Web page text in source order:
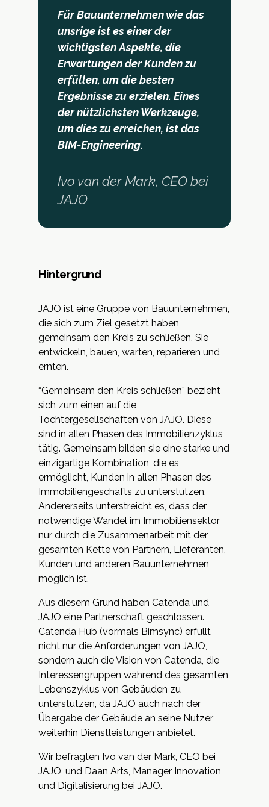
Für Bauunternehmen wie das
unsrige ist es einer der
wichtigsten Aspekte, die
Erwartungen der Kunden zu
erfüllen, um die besten
Ergebnisse zu erzielen. Eines
der nützlichsten Werkzeuge,
um dies zu erreichen, ist das
BIM-Engineering.
Ivo van der Mark, CEO bei
JAJO
Hintergrund
JAJO ist eine Gruppe von Bauunternehmen,
die sich zum Ziel gesetzt haben,
gemeinsam den Kreis zu schließen. Sie
entwickeln, bauen, warten, reparieren und
ernten.
“Gemeinsam den Kreis schließen” bezieht
sich zum einen auf die
Tochtergesellschaften von JAJO. Diese
sind in allen Phasen des Immobilienzyklus
tätig. Gemeinsam bilden sie eine starke und
einzigartige Kombination, die es
ermöglicht, Kunden in allen Phasen des
Immobiliengeschäfts zu unterstützen.
Andererseits unterstreicht es, dass der
notwendige Wandel im Immobiliensektor
nur durch die Zusammenarbeit mit der
gesamten Kette von Partnern, Lieferanten,
Kunden und anderen Bauunternehmen
möglich ist.
Aus diesem Grund haben Catenda und
JAJO eine Partnerschaft geschlossen.
Catenda Hub (vormals Bimsync) erfüllt
nicht nur die Anforderungen von JAJO,
sondern auch die Vision von Catenda, die
Interessengruppen während des gesamten
Lebenszyklus von Gebäuden zu
unterstützen, da JAJO auch nach der
Übergabe der Gebäude an seine Nutzer
weiterhin Dienstleistungen anbietet.
Wir befragten Ivo van der Mark, CEO bei
JAJO, und Daan Arts, Manager Innovation
und Digitalisierung bei JAJO.